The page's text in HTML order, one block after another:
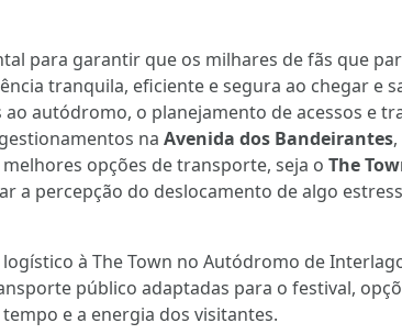
para garantir que os milhares de fãs que
tranquila, eficiente e segura ao chegar e
autódromo, o planejamento de acessos e
na Avenida dos Bandeirantes
opções de transporte, seja o The
a percepção do deslocamento de algo
à The Town no Autódromo de
público adaptadas para o festival,
e a energia dos visitantes.